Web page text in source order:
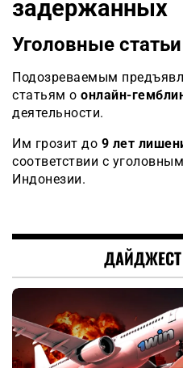
задержанных
Уголовные
Подозреваемым
статьям о онлайн-
деятельности.
Им грозит до 9 лет
соответствии с
Индонезии.